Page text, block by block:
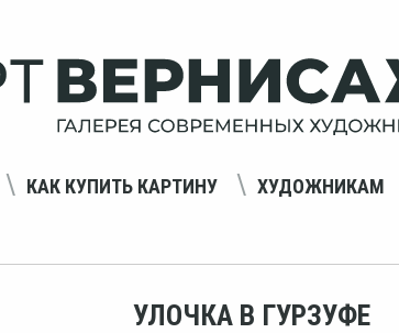
КАК КУПИТЬ КАРТИНУ ХУДОЖНИКАМ
УЛОЧКА В ГУРЗУФЕ